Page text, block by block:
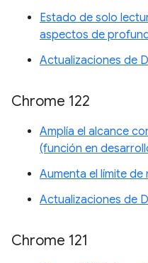
Estado de solo
aspectos de
Actualizaciones de
Chrome 122
Amplía el alcance
(función en
Aumenta el límite
Actualizaciones de
Chrome 121